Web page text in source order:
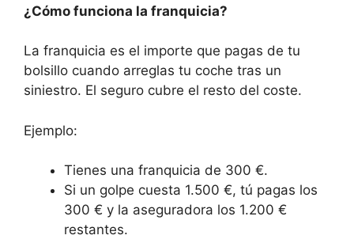
¿Cómo funciona la franquicia?
La franquicia es el importe que pagas de tu
bolsillo cuando arreglas tu coche tras un
siniestro. El seguro cubre el resto del coste.
Ejemplo:
Tienes una franquicia de 300 €.
Si un golpe cuesta 1.500 €, tú pagas los
300 € y la aseguradora los 1.200 €
restantes.